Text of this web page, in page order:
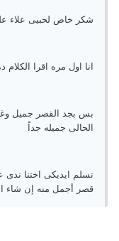
شكر خاص لحبيى علاء
انا اول مره اقرا
بس بجد القصر جميل
الحالى جميله جداً
تسلم ايديكى اختنا
قصر أجمل منه إن شاء